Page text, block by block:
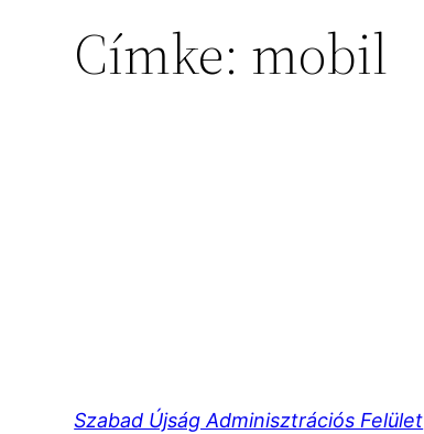
Címke: mobil
Szabad Újság Adminisztrációs Felület